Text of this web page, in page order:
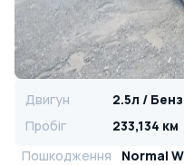
Двигун 2.5л /
Пробіг
233,134 км
Пошкодження
Normal